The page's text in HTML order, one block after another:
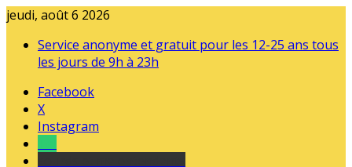
jeudi, août 6 2026
Service anonyme et gratuit pour les 12-25 ans tous
les jours de 9h à 23h
Facebook
X
Instagram